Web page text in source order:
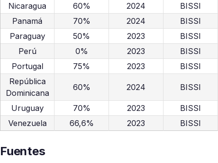
Nicaragua
60% 2024
BISSI
Panamá
70% 2024
BISSI
Paraguay
50% 2023
BISSI
Perú
0% 2023
BISSI
Portugal
75% 2023
BISSI
República
Dominicana
60% 2024 BISSI
Uruguay 70% 2023
BISSI
Venezuela
66,6% 2023 BISSI
Fuentes